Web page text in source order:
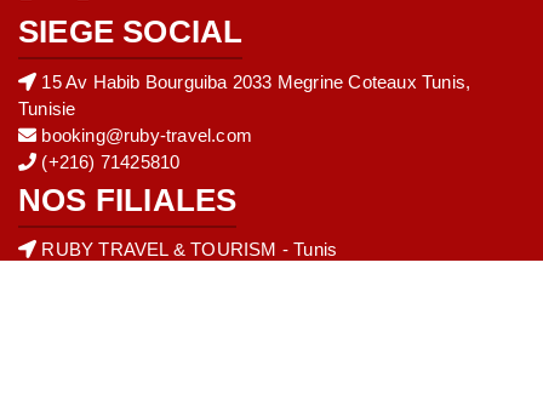
SIEGE SOCIAL
15 Av Habib Bourguiba 2033 Megrine Coteaux Tunis,
Tunisie
booking@ruby-travel.com
(+216) 71425810
NOS FILIALES
RUBY TRAVEL & TOURISM - Tunis